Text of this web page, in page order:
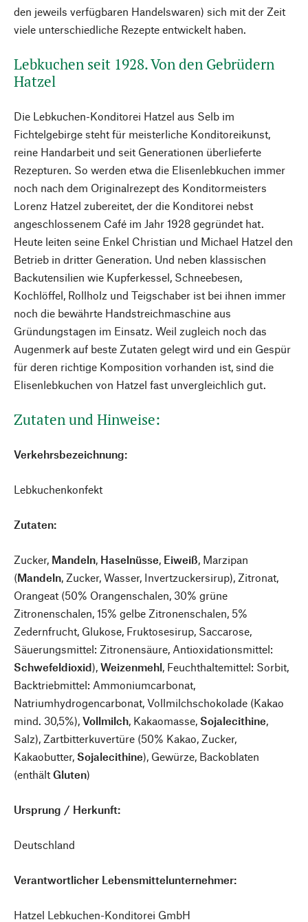
den jeweils verfügbaren Handelswaren) sich mit der Zeit
viele unterschiedliche Rezepte entwickelt haben.
Lebkuchen seit 1928. Von den Gebrüdern
Hatzel
Die Lebkuchen-Konditorei Hatzel aus Selb im
Fichtelgebirge steht für meisterliche Konditoreikunst,
reine Handarbeit und seit Generationen überlieferte
Rezepturen. So werden etwa die Elisenlebkuchen immer
noch nach dem Originalrezept des Konditormeisters
Lorenz Hatzel zubereitet, der die Konditorei nebst
angeschlossenem Café im Jahr 1928 gegründet hat.
Heute leiten seine Enkel Christian und Michael Hatzel den
Betrieb in dritter Generation. Und neben klassischen
Backutensilien wie Kupferkessel, Schneebesen,
Kochlöffel, Rollholz und Teigschaber ist bei ihnen immer
noch die bewährte Handstreichmaschine aus
Gründungstagen im Einsatz. Weil zugleich noch das
Augenmerk auf beste Zutaten gelegt wird und ein Gespür
für deren richtige Komposition vorhanden ist, sind die
Elisenlebkuchen von Hatzel fast unvergleichlich gut.
Zutaten und Hinweise:
Verkehrsbezeichnung:
Lebkuchenkonfekt
Zutaten:
Zucker, Mandeln, Haselnüsse, Eiweiß, Marzipan
(Mandeln, Zucker, Wasser, Invertzuckersirup), Zitronat,
Orangeat (50% Orangenschalen, 30% grüne
Zitronenschalen, 15% gelbe Zitronenschalen, 5%
Zedernfrucht, Glukose, Fruktosesirup, Saccarose,
Säuerungsmittel: Zitronensäure, Antioxidationsmittel:
Schwefeldioxid), Weizenmehl, Feuchthaltemittel: Sorbit,
Backtriebmittel: Ammoniumcarbonat,
Natriumhydrogencarbonat, Vollmilchschokolade (Kakao
mind. 30,5%), Vollmilch, Kakaomasse, Sojalecithine,
Salz), Zartbitterkuvertüre (50% Kakao, Zucker,
Kakaobutter, Sojalecithine), Gewürze, Backoblaten
(enthält Gluten)
Ursprung / Herkunft:
Deutschland
Verantwortlicher Lebensmittelunternehmer:
Hatzel Lebkuchen-Konditorei GmbH